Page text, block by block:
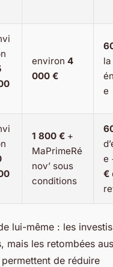
environ 4
000 €
e
1 800 € +
MaPrimeRé
nov’ sous
conditions
e
€
lui-même : les
mais les retombées
de réduire